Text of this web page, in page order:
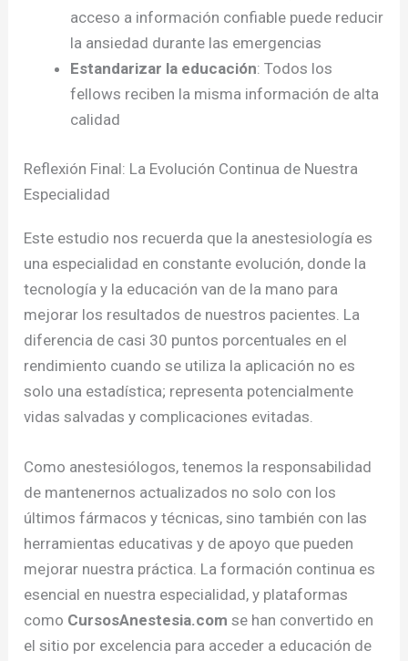
acceso a información confiable puede reducir
la ansiedad durante las emergencias
Estandarizar la educación: Todos los
fellows reciben la misma información de alta
calidad
Reflexión Final: La Evolución Continua de Nuestra
Especialidad
Este estudio nos recuerda que la anestesiología es
una especialidad en constante evolución, donde la
tecnología y la educación van de la mano para
mejorar los resultados de nuestros pacientes. La
diferencia de casi 30 puntos porcentuales en el
rendimiento cuando se utiliza la aplicación no es
solo una estadística; representa potencialmente
vidas salvadas y complicaciones evitadas.
Como anestesiólogos, tenemos la responsabilidad
de mantenernos actualizados no solo con los
últimos fármacos y técnicas, sino también con las
herramientas educativas y de apoyo que pueden
mejorar nuestra práctica. La formación continua es
esencial en nuestra especialidad, y plataformas
como CursosAnestesia.com se han convertido en
el sitio por excelencia para acceder a educación de